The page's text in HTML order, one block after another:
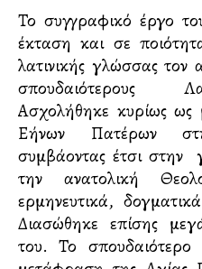
Το συγγραφικό έργο
έκταση και σε
λατινικής γλώσσας τον
σπουδαιότερους
Ασχολήθηκε κυρίως
Ελλήνων Πατέρων
συμβάλλοντας έτσι
την ανατολική
ερμηνευτικά,
Διασώθηκε επίσης
του. Το